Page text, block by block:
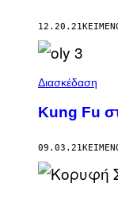
12.20.21
Διασκέδαση
Kung Fu
09.03.21